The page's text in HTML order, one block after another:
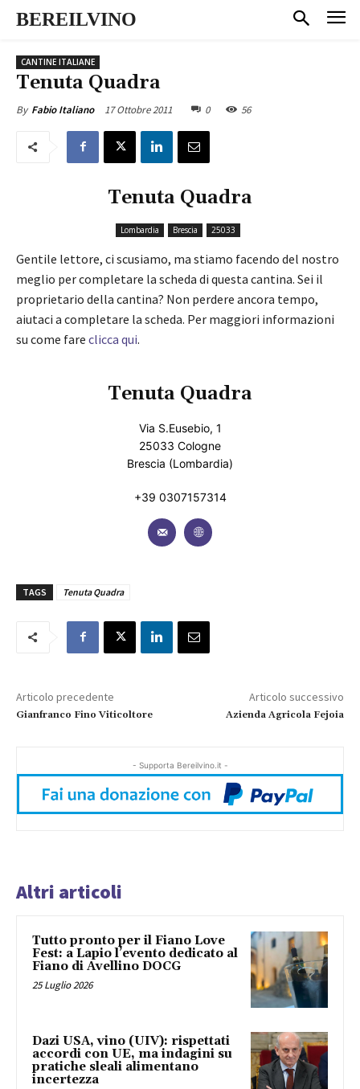
BEREILVINO
CANTINE ITALIANE
Tenuta Quadra
By Fabio Italiano 17 Ottobre 2011 0 56
Tenuta Quadra
Lombardia Brescia 25033
Gentile lettore, ci scusiamo, ma stiamo facendo del nostro
meglio per completare la scheda di questa cantina. Sei il
proprietario della cantina? Non perdere ancora tempo,
aiutaci a completare la scheda. Per maggiori informazioni
su come fare clicca qui.
Tenuta Quadra
Via S.Eusebio, 1
25033 Cologne
Brescia (Lombardia)
+39 0307157314
TAGS Tenuta Quadra
Articolo precedente
Gianfranco Fino Viticoltore
Articolo successivo
Azienda Agricola Fejoia
- Supporta Bereilvino.it -
Altri articoli
Tutto pronto per il Fiano Love
Fest: a Lapio l’evento dedicato al
Fiano di Avellino DOCG
25 Luglio 2026
Dazi USA, vino (UIV): rispettati
accordi con UE, ma indagini su
pratiche sleali alimentano
incertezza